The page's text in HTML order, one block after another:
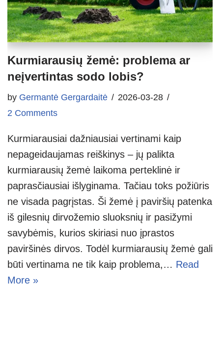
Kurmiarausių žemė: problema ar
neįvertintas sodo lobis?
by Germantė Gergardaitė
2026-03-28
2 Comments
Kurmiarausiai dažniausiai vertinami kaip
nepageidaujamas reiškinys – jų palikta
kurmiarausių žemė laikoma perteklinė ir
paprasčiausiai išlyginama. Tačiau toks požiūris
ne visada pagrįstas. Ši žemė į paviršių patenka
iš gilesnių dirvožemio sluoksnių ir pasižymi
savybėmis, kurios skiriasi nuo įprastos
paviršinės dirvos. Todėl kurmiarausių žemė gali
būti vertinama ne tik kaip problema,… Read
More »